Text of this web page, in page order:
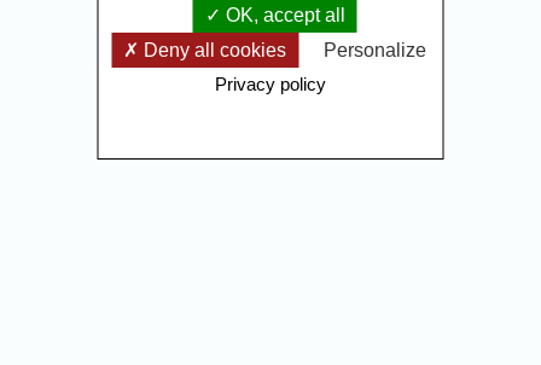
OK, accept all
Deny all cookies
Personalize
Privacy policy